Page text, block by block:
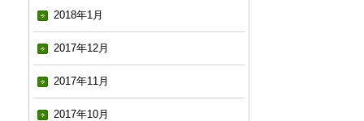
2018年1月
2017年12月
2017年11月
2017年10月